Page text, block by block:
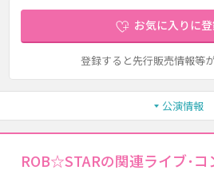
お気に入りに
登録すると先行販売情報等
公演情報
ROB☆STARの関連ライブ･